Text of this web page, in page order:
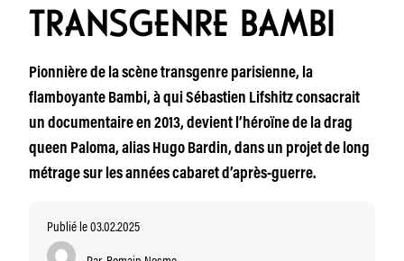
TRANSGENRE BAMBI
Pionnière de la scène transgenre parisienne, la
flamboyante Bambi, à qui Sébastien Lifshitz consacrait
un documentaire en 2013, devient l’héroïne de la drag
queen Paloma, alias Hugo Bardin, dans un projet de long
métrage sur les années cabaret d’après-guerre.
Publié le 03.02.2025